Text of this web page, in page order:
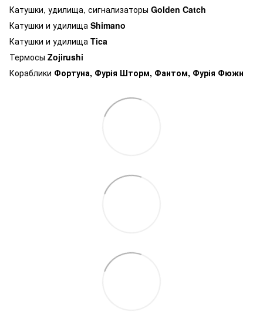
Катушки, удилища, сигнализаторы Golden Catch
Катушки и удилища Shimano
Катушки и удилища Tica
Термосы Zojirushi
Кораблики Фортуна, Фурія Шторм, Фантом, Фурія Фюжн